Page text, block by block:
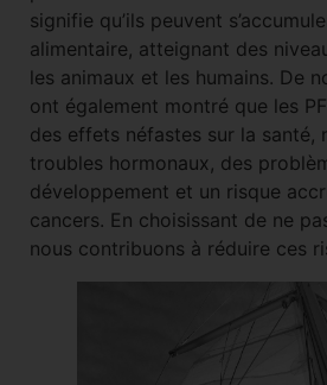
signifie qu’ils peuvent
alimentaire, atteignant des
les animaux et les humains. De
ont également montré que les
des effets néfastes sur la santé,
troubles hormonaux, des
développement et un risque
cancers. En choisissant de ne
nous contribuons à réduire ces